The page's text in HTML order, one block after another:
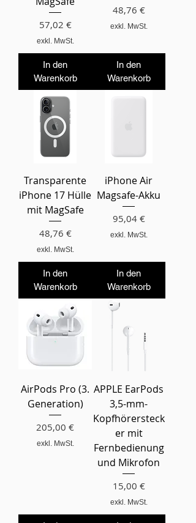
Preis
57,02 €
exkl. MwSt.
In den
Warenkorb
Preis
48,76 €
exkl. MwSt.
In den
Warenkorb
Transparente
iPhone 17 Hülle
mit MagSafe
Preis
48,76 €
exkl. MwSt.
In den
Warenkorb
iPhone Air
Magsafe-Akku
Preis
95,04 €
exkl. MwSt.
In den
Warenkorb
AirPods Pro (3.
Generation)
Preis
205,00 €
exkl. MwSt.
APPLE EarPods
3,5-mm-
Kopfhörersteck
er mit
Fernbedienung
und Mikrofon
Preis
15,00 €
exkl. MwSt.